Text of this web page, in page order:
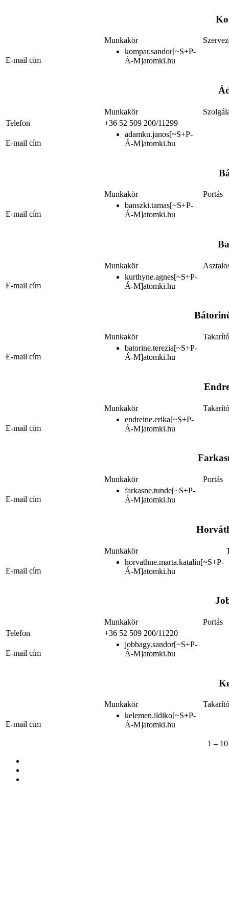
Munkakör
E-mail cím
kompar.sandor[~S+P-
Á-M]atomki.hu
Munkakör
Telefon
+36 52 509 200/11299
E-mail cím
adamku.janos[~S+P-
Á-M]atomki.hu
Munkakör Portás
E-mail cím
banszki.tamas[~S+P-
Á-M]atomki.hu
Munkakör
E-mail cím
kurthyne.agnes[~S+P-
Á-M]atomki.hu
Munkakör Takarító
E-mail cím
batorine.terezia[~S+P-
Á-M]atomki.hu
Munkakör Takarító
E-mail cím
endreine.erika[~S+P-
Á-M]atomki.hu
Munkakör Portás
E-mail cím
farkasne.tunde[~S+P-
Á-M]atomki.hu
Munkakör
E-mail cím
horvathne.marta.katalin[~S+P-
Á-M]atomki.hu
Munkakör
Portás
Telefon
+36 52 509 200/11220
E-mail cím
jobbagy.sandor[~S+P-
Á-M]atomki.hu
Munkakör Takarító
E-mail cím
kelemen.ildiko[~S+P-
Á-M]atomki.hu
1 – 10